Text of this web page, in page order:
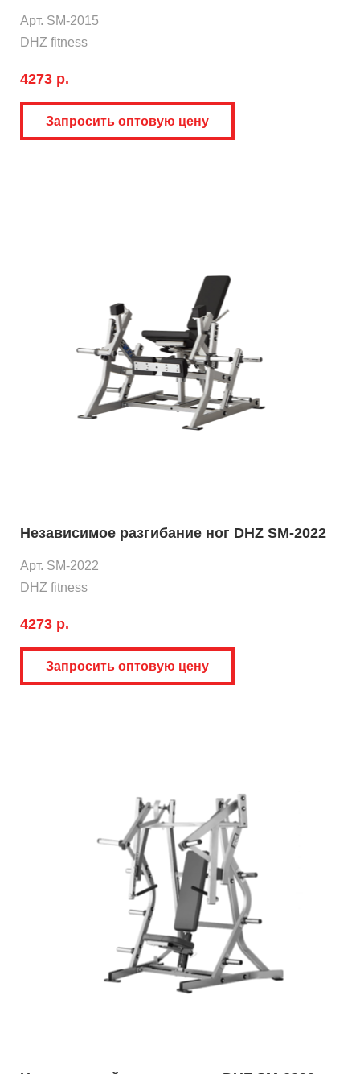
Арт. SM-2015
DHZ fitness
4273 р.
Запросить оптовую цену
Независимое разгибание ног DHZ SM-2022
Арт. SM-2022
DHZ fitness
4273 р.
Запросить оптовую цену